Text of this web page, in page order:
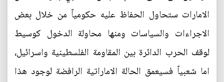
الامارات ستحاول الحفاظ عليه حكومياً من خلال بعض
الاجراءات والسياسات ومنها محاولة الدخول كوسيط
لوقف الحرب الدائرة بين المقاومة الفلسطينية واسرائيل،
اما شعبياً فسيعمق الحالة الاماراتية الرافضة لوجود هذا